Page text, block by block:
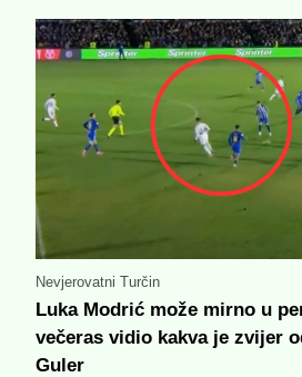
Nevjerovatni Turčin
Luka Modrić može mirno u
večeras vidio kakva je zvijer
Guler